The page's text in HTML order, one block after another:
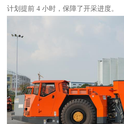
计划提前 4 小时，保障了开采进度。